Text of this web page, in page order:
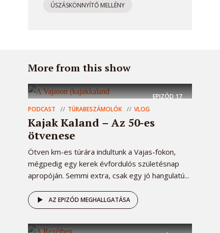
ÚSZÁSKÖNNYÍTŐ MELLÉNY
More from this show
EPIZÓD17
PODCAST
TÚRABESZÁMOLÓK VLOG
Kajak Kaland – Az 50-es
ötvenese
Ötven km-es túrára indultunk a Vajas-fokon,
mégpedig egy kerek évfordulós születésnap
apropóján. Semmi extra, csak egy jó hangulatú...
AZ EPIZÓD MEGHALLGATÁSA